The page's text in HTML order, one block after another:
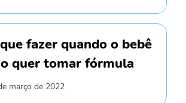
fazer quando o bebê
quer tomar fórmula
março de 2022